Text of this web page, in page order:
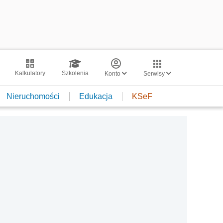
Kalkulatory Szkolenia Konto Serwisy
Nieruchomości Edukacja KSeF